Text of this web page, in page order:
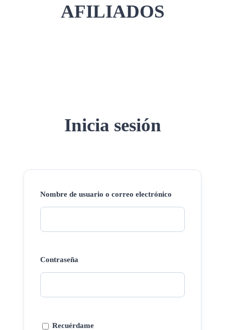
AFILIADOS
Inicia sesión
Nombre de usuario o correo electrónico
Contraseña
Recuérdame